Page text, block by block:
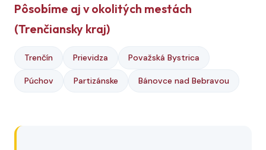
Pôsobíme aj v okolitých mestách
(Trenčiansky kraj)
Trenčín Prievidza Považská Bystrica
Púchov Partizánske Bánovce nad Bebravou